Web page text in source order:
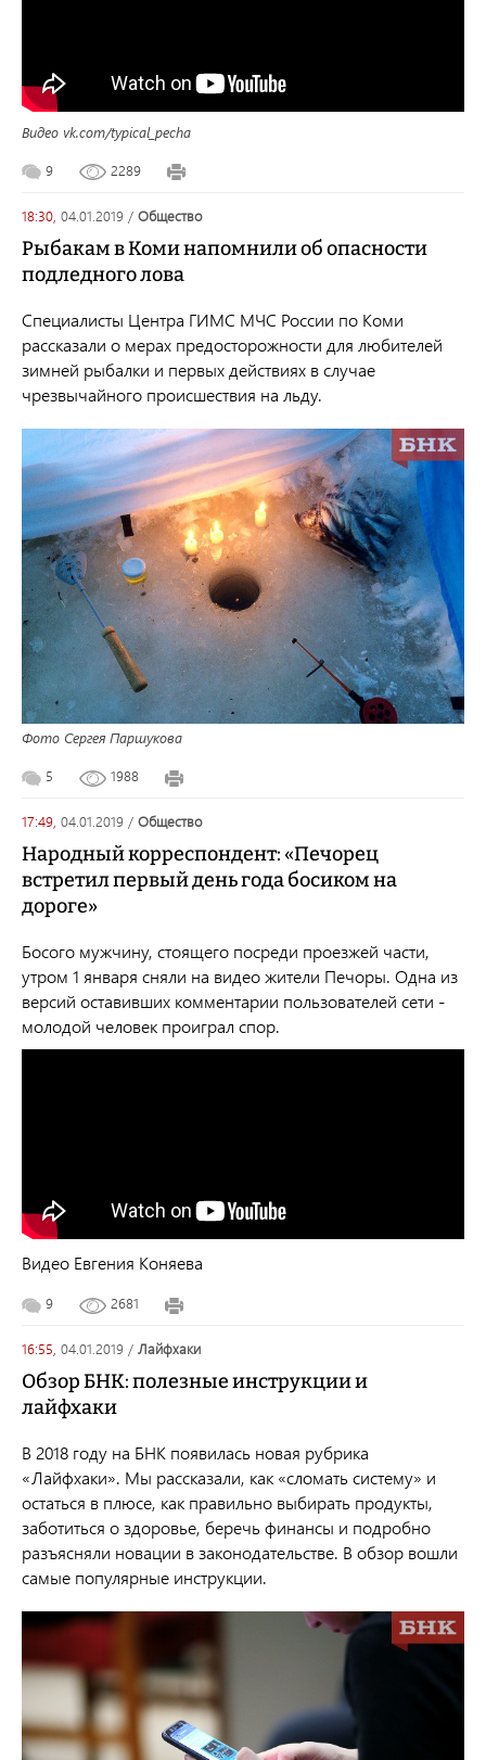
Видео vk.com/typical_pecha
9 2289
18:30, 04.01.2019 / общество
Рыбакам в Коми напомнили об опасности
подледного лова
Специалисты Центра ГИМС МЧС России по Коми
рассказали о мерах предосторожности для любителей
зимней рыбалки и первых действиях в случае
чрезвычайного происшествия на льду.
Фото Сергея Паршукова
5 1988
17:49, 04.01.2019 / общество
Народный корреспондент: «Печорец
встретил первый день года босиком на
дороге»
Босого мужчину, стоящего посреди проезжей части,
утром 1 января сняли на видео жители Печоры. Одна из
версий оставивших комментарии пользователей сети -
молодой человек проиграл спор.
Видео Евгения Коняева
9 2681
16:55, 04.01.2019 / лайфхаки
Обзор БНК: полезные инструкции и
лайфхаки
В 2018 году на БНК появилась новая рубрика
«Лайфхаки». Мы рассказали, как «сломать систему» и
остаться в плюсе, как правильно выбирать продукты,
заботиться о здоровье, беречь финансы и подробно
разъясняли новации в законодательстве. В обзор вошли
самые популярные инструкции.